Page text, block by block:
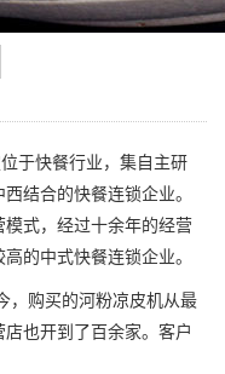
于快餐行业，集自主研
结合的快餐连锁企业。
模式，经过十余年的经营
的中式快餐连锁企业。
，购买的河粉凉皮机从最
也开到了百余家。客户